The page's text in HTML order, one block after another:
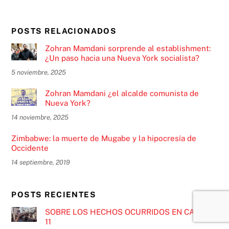
POSTS RELACIONADOS
Zohran Mamdani sorprende al establishment:
¿Un paso hacia una Nueva York socialista?
5 noviembre, 2025
Zohran Mamdani ¿el alcalde comunista de
Nueva York?
14 noviembre, 2025
Zimbabwe: la muerte de Mugabe y la hipocresía de
Occidente
14 septiembre, 2019
POSTS RECIENTES
SOBRE LOS HECHOS OCURRIDOS EN CANAL
11